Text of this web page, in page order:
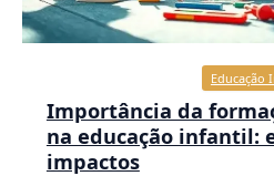
Educação
Importância da
na educação infantil:
impactos